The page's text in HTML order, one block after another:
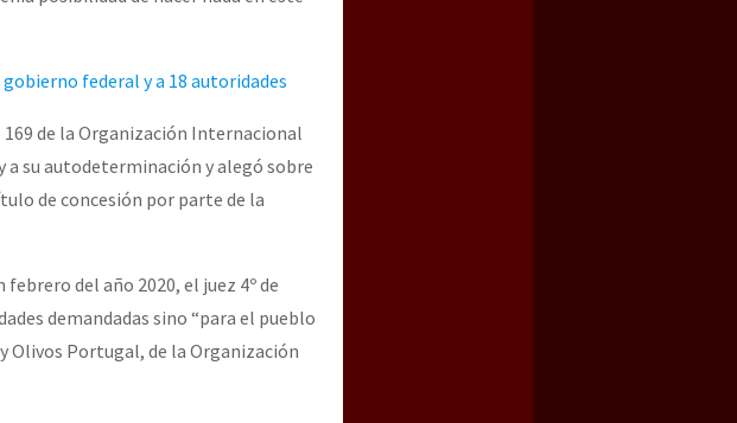
federal y a 18 autoridades
de la Organización Internacional
su autodeterminación y alegó sobre
de concesión por parte de la
del año 2020, el juez 4º de
demandadas sino “para el pueblo
Olivos Portugal, de la Organización